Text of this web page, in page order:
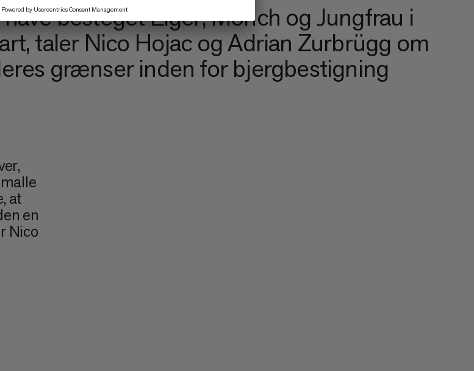
besteget Eiger, Mönch og Jungfrau i
taler Nico Hojac og Adrian Zurbrügg om
grænser inden for bjergbestigning
at
en
Nico